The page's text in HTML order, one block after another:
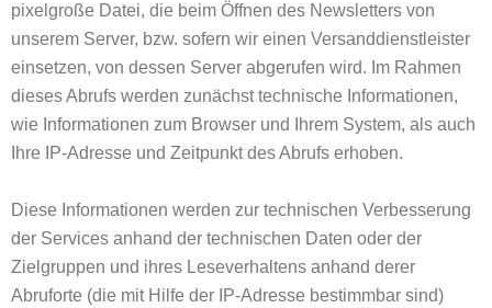
pixelgroße Datei, die beim Öffnen des Newsletters von
unserem Server, bzw. sofern wir einen Versanddienstleister
einsetzen, von dessen Server abgerufen wird. Im Rahmen
dieses Abrufs werden zunächst technische Informationen,
wie Informationen zum Browser und Ihrem System, als auch
Ihre IP-Adresse und Zeitpunkt des Abrufs erhoben.
Diese Informationen werden zur technischen Verbesserung
der Services anhand der technischen Daten oder der
Zielgruppen und ihres Leseverhaltens anhand derer
Abruforte (die mit Hilfe der IP-Adresse bestimmbar sind)